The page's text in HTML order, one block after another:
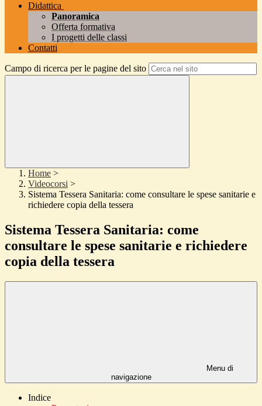
Didattica
Panoramica
Offerta formativa
I progetti delle classi
Contatti
Campo di ricerca per le pagine del sito
Home >
Videocorsi >
Sistema Tessera Sanitaria: come consultare le spese sanitarie e
richiedere copia della tessera
Sistema Tessera Sanitaria: come
consultare le spese sanitarie e richiedere
copia della tessera
Menu di
navigazione
Indice